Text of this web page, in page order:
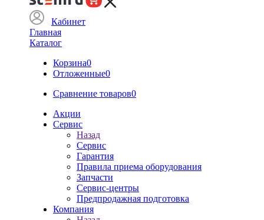
Кабинет
Главная
Каталог
Корзина0
Отложенные0
Сравнение товаров0
Акции
Сервис
Назад
Сервис
Гарантия
Правила приема оборудования
Запчасти
Сервис-центры
Предпродажная подготовка
Компания